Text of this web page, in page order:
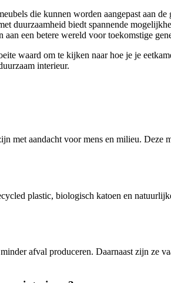
die kunnen worden aangepast aan
duurzaamheid biedt spannende
een betere wereld voor toekomstige
waard om te kijken naar hoe je je
interieur.
met aandacht voor mens en milieu. Deze
plastic, biologisch katoen en
afval produceren. Daarnaast zijn ze